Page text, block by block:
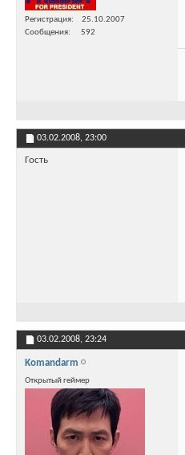
Регистрация
25.10.2007
Сообщения
592
03.02.2008, 23:00
Гость
03.02.2008, 23:24
Komandarm
Открытый геймер